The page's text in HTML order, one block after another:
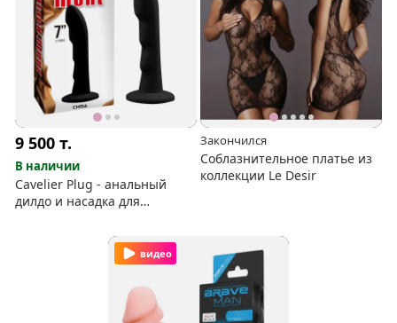
9 500т.
В наличии
Cavelier Plug - анальный
дилдо и насадка для
Закончился
Соблазнительное платье из
коллекции Le Desir
видео